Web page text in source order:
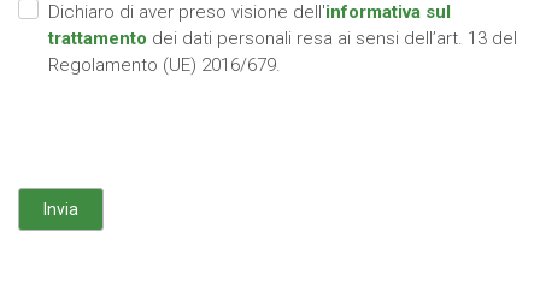
Dichiaro di aver preso visione dell'informativa sul
trattamento dei dati personali resa ai sensi dell’art. 13 del
Regolamento (UE) 2016/679.